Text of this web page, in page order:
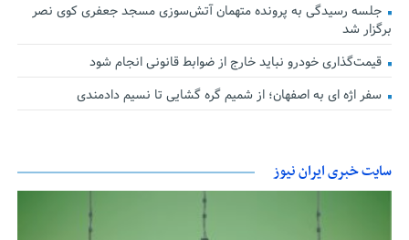
جلسه رسیدگی به پرونده متهمان آتش‌سوزی مسجد جعفری کوی نصر
برگزار شد
قیمت‌گذاری خودرو نباید خارج از ضوابط قانونی انجام شود
سفر اژه ای به اصفهان؛ از شمیم گره گشایی تا نسیم دادمندی
سایت خبری ایران نیوز